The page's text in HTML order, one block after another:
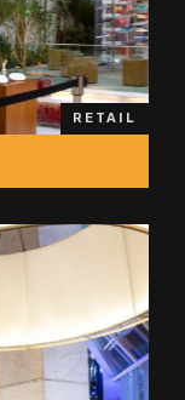
RETAIL